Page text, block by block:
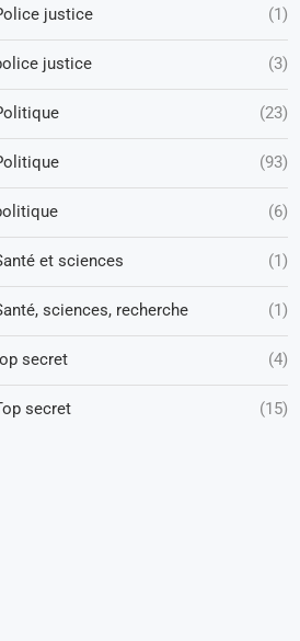
justice (1)
justice (3)
(23)
(93)
(6)
et sciences (1)
sciences, recherche (1)
secret (4)
secret (15)